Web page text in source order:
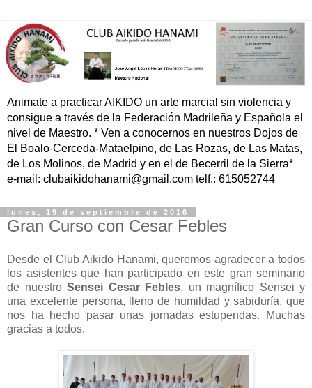
Animate a practicar AIKIDO un arte marcial sin violencia y
consigue a través de la Federación Madrileña y Española el
nivel de Maestro. * Ven a conocernos en nuestros Dojos de
El Boalo-Cerceda-Mataelpino, de Las Rozas, de Las Matas,
de Los Molinos, de Madrid y en el de Becerril de la Sierra*
e-mail: clubaikidohanami@gmail.com telf.: 615052744
lunes, 19 de septiembre de 2016
Gran Curso con Cesar Febles
Desde el Club Aikido Hanami, queremos agradecer a todos
los asistentes que han participado en este gran seminario
de nuestro Sensei Cesar Febles, un magnífico Sensei y
una excelente persona, lleno de humildad y sabiduría, que
nos ha hecho pasar unas jornadas estupendas. Muchas
gracias a todos.